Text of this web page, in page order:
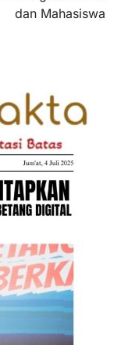
dan Mahasiswa